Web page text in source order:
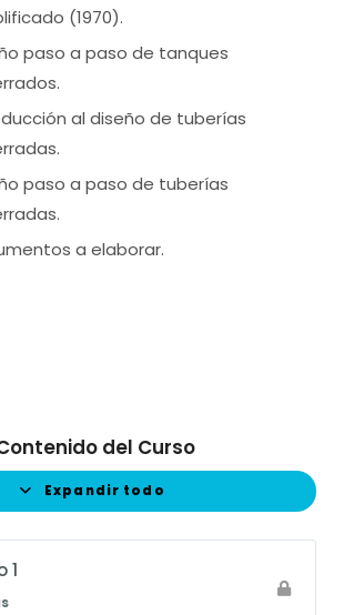
(1970).
paso a paso de tanques
al diseño de tuberías
paso a paso de tuberías
a elaborar.
del Curso
Expandir todo
1